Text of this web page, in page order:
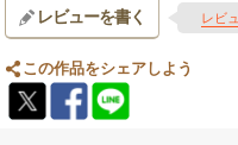
レビューを書く レビ
この作品をシェアしよう